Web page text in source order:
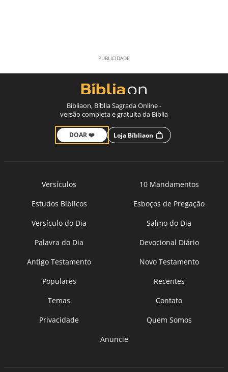
Bíbliaon, Bíblia Sagrada Online -
versão completa e gratuita da Bíblia
DOAR ❤️ Loja Bíbliaon
Versículos
10 Mandamentos
Estudos Bíblicos
Esboços de Pregação
Versículo do Dia
Salmo do Dia
Palavra do Dia
Devocional Diário
Antigo Testamento
Novo Testamento
Populares
Recentes
Temas
Contato
Privacidade
Quem Somos
Anuncie